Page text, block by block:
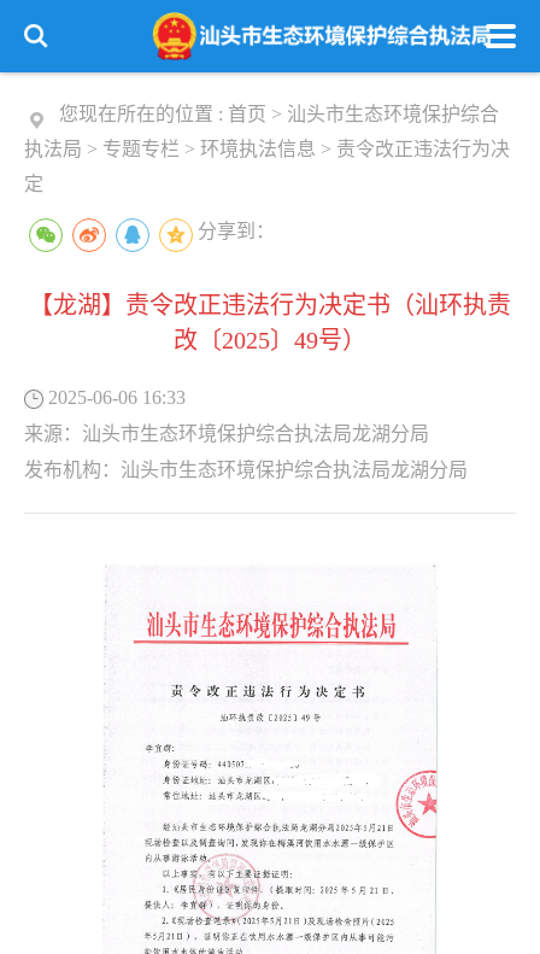
您现在所在的位置 : 首页 > 汕头市生态环境保护综合
执法局 > 专题专栏 > 环境执法信息 > 责令改正违法行为决
定
分享到：
【龙湖】责令改正违法行为决定书（汕环执责
改〔2025〕49号）
2025-06-06 16:33
来源： 汕头市生态环境保护综合执法局龙湖分局
发布机构： 汕头市生态环境保护综合执法局龙湖分局